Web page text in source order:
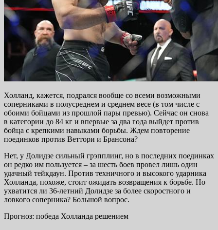
Холланд, кажется, подрался вообще со всеми возможными
соперниками в полусреднем и среднем весе (в том числе с
обоими бойцами из прошлой пары превью). Сейчас он снова
в категории до 84 кг и впервые за два года выйдет против
бойца с крепкими навыками борьбы. Ждем повторение
поединков против Веттори и Брансона?
Нет, у Долидзе сильный грэпплинг, но в последних поединках
он редко им пользуется – за шесть боев провел лишь один
удачный тейкдаун. Против техничного и высокого ударника
Холланда, похоже, стоит ожидать возвращения к борьбе. Но
ухватится ли 36-летний Долидзе за более скоростного и
ловкого соперника? Большой вопрос.
Прогноз: победа Холланда решением